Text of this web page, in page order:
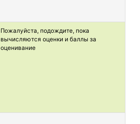
Информация о задаче
Пожалуйста, подождите, пока
вычисляются оценки и баллы за
оценивание